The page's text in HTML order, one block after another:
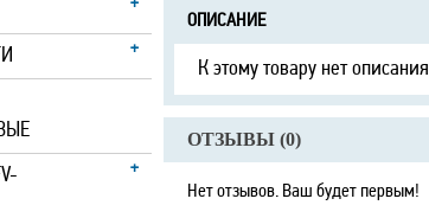
ОПИСАНИЕ
К этому товару нет описания
ОТЗЫВЫ (0)
Нет отзывов. Ваш будет первым!